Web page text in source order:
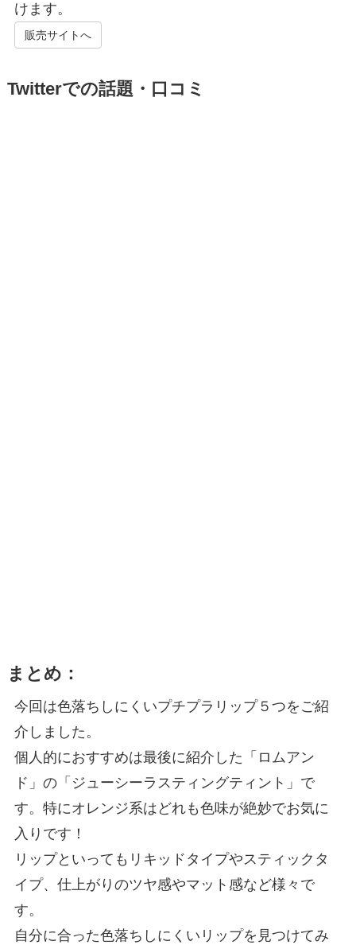
けます。
販売サイトへ
Twitterでの話題・口コミ
まとめ：
今回は色落ちしにくいプチプラリップ５つをご紹
介しました。
個人的におすすめは最後に紹介した「ロムアン
ド」の「ジューシーラスティングティント」で
す。特にオレンジ系はどれも色味が絶妙でお気に
入りです！
リップといってもリキッドタイプやスティックタ
イプ、仕上がりのツヤ感やマット感など様々で
す。
自分に合った色落ちしにくいリップを見つけてみ